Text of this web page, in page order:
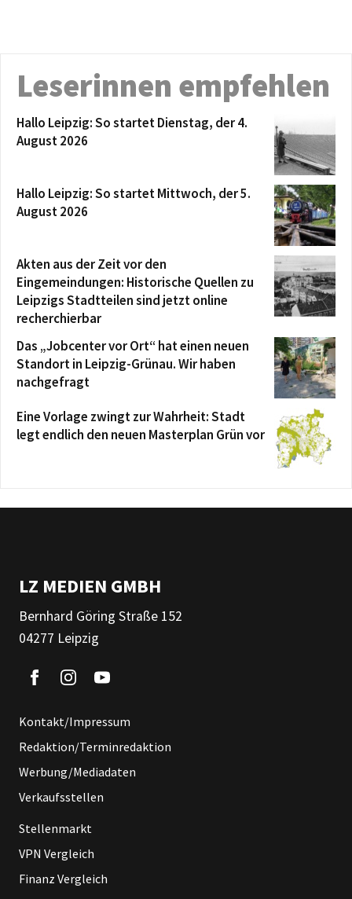
Leserinnen empfehlen
Hallo Leipzig: So startet Dienstag, der 4.
August 2026
Hallo Leipzig: So startet Mittwoch, der 5.
August 2026
Akten aus der Zeit vor den
Eingemeindungen: Historische Quellen zu
Leipzigs Stadtteilen sind jetzt online
recherchierbar
Das „Jobcenter vor Ort“ hat einen neuen
Standort in Leipzig-Grünau. Wir haben
nachgefragt
Eine Vorlage zwingt zur Wahrheit: Stadt
legt endlich den neuen Masterplan Grün vor
LZ MEDIEN GMBH
Bernhard Göring Straße 152
04277 Leipzig
Kontakt/Impressum
Redaktion/Terminredaktion
Werbung/Mediadaten
Verkaufsstellen
Stellenmarkt
VPN Vergleich
Finanz Vergleich